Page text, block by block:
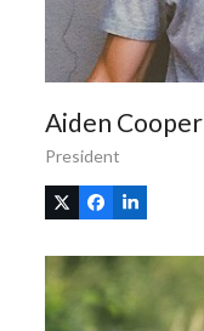
Aiden Cooper
President
X FacebookLinkedin